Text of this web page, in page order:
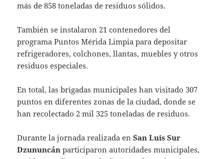
más de 858 toneladas de residuos sólidos.
También se instalaron 21 contenedores del
programa Puntos Mérida Limpia para depositar
refrigeradores, colchones, llantas, muebles y otros
residuos especiales.
En total, las brigadas municipales han visitado 307
puntos en diferentes zonas de la ciudad, donde se
han recolectado 2 mil 325 toneladas de residuos.
Durante la jornada realizada enSan Luis Sur
Dzununcán participaron autoridades municipales,